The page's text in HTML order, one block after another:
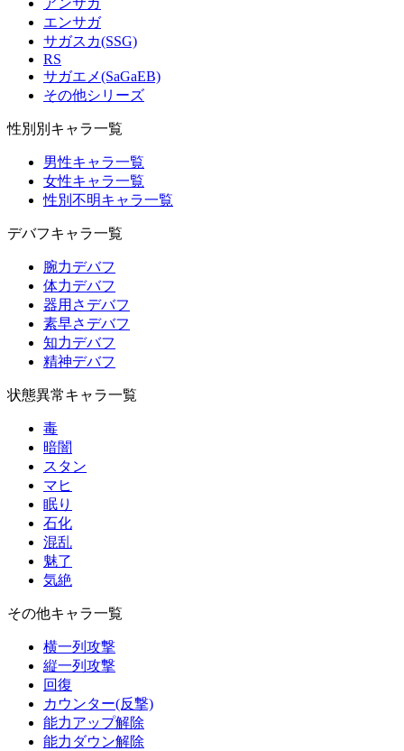
アンサガ
エンサガ
サガスカ(SSG)
RS
サガエメ(SaGaEB)
その他シリーズ
性別別キャラ一覧
男性キャラ一覧
女性キャラ一覧
性別不明キャラ一覧
デバフキャラ一覧
腕力デバフ
体力デバフ
器用さデバフ
素早さデバフ
知力デバフ
精神デバフ
状態異常キャラ一覧
毒
暗闇
スタン
マヒ
眠り
石化
混乱
魅了
気絶
その他キャラ一覧
横一列攻撃
縦一列攻撃
回復
カウンター(反撃)
能力アップ解除
能力ダウン解除